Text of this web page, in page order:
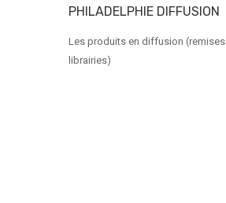
PHILADELPHIE DIFFUSION
Les produits en diffusion (remises
librairies)